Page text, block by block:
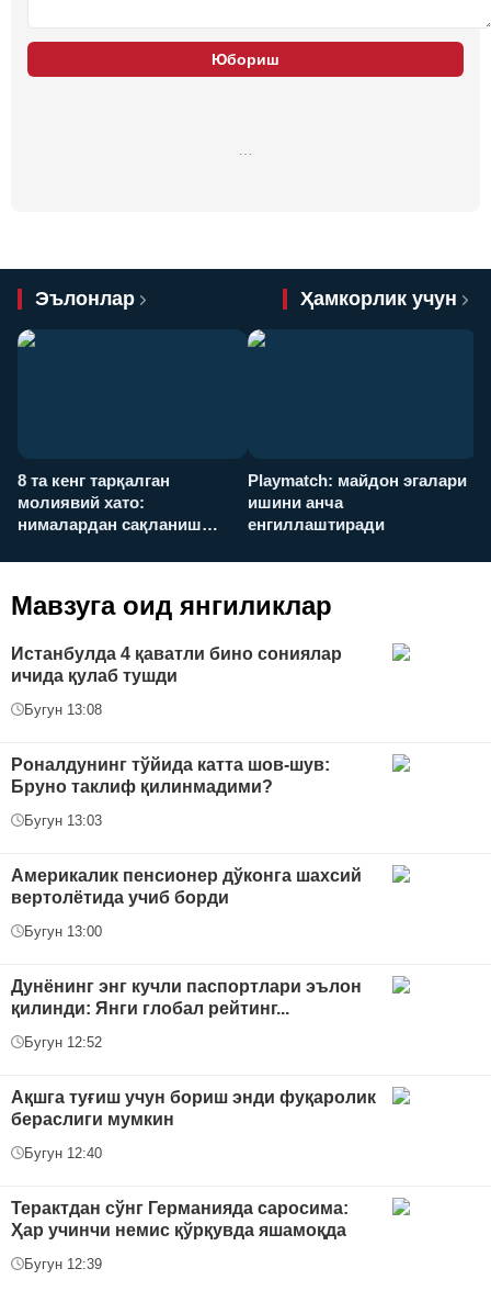
Юбориш
Эълонлар Ҳамкорлик учун
8 та кенг тарқалган
молиявий хато:
нималардан сақланиш
Playmatch: майдон эгалари
ишини анча
енгиллаштиради
Мавзуга оид янгиликлар
Истанбулда 4 қаватли бино сониялар
ичида қулаб тушди
Бугун 13:08
Роналдунинг тўйида катта шов-шув:
Бруно таклиф қилинмадими?
Бугун 13:03
Америкалик пенсионер дўконга шахсий
вертолётида учиб борди
Бугун 13:00
Дунёнинг энг кучли паспортлари эълон
қилинди: Янги глобал рейтинг...
Бугун 12:52
Ақшга туғиш учун бориш энди фуқаролик
бераслиги мумкин
Бугун 12:40
Терактдан сўнг Германияда саросима:
Ҳар учинчи немис қўрқувда яшамоқда
Бугун 12:39